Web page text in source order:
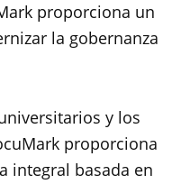
proporciona un
la gobernanza
y los
proporciona
integral basada en